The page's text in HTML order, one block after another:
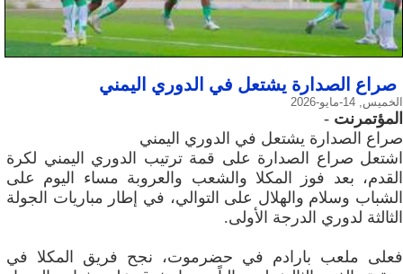
صراع الصدارة يشتعل في الدوري اليمني
الخميس, 14-مايو-2026
المؤتمرنت -
صراع الصدارة يشتعل في الدوري اليمني
اشتعل صراع الصدارة على قمة ترتيب الدوري اليمني لكرة
القدم، بعد فوز المكلا والشعب والعروبة مساء اليوم على
الشباب وسلام والهلال على التوالي، في إطار مباريات الجولة
الثالثة لدوري الدرجة الأولى.
فعلى ملعب بارادم في حضرموت، نجح فريق المكلا في